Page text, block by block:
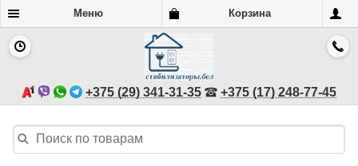
Меню Корзина
+375 (29) 341-31-35 +375 (17) 248-77-45